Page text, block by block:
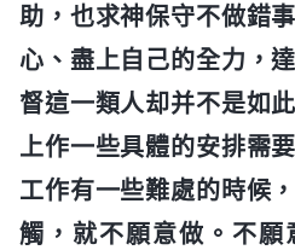
助，也求神保守不做錯
心、盡上自己的全力，
督這一類人却并不是如
上作一些具體的安排需
工作有一些難處的時候
觸，就不願意做。不願